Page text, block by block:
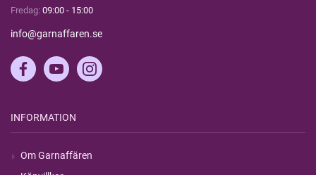
Fredag: 09:00 - 15:00
info@garnaffaren.se
INFORMATION
Om Garnaffären